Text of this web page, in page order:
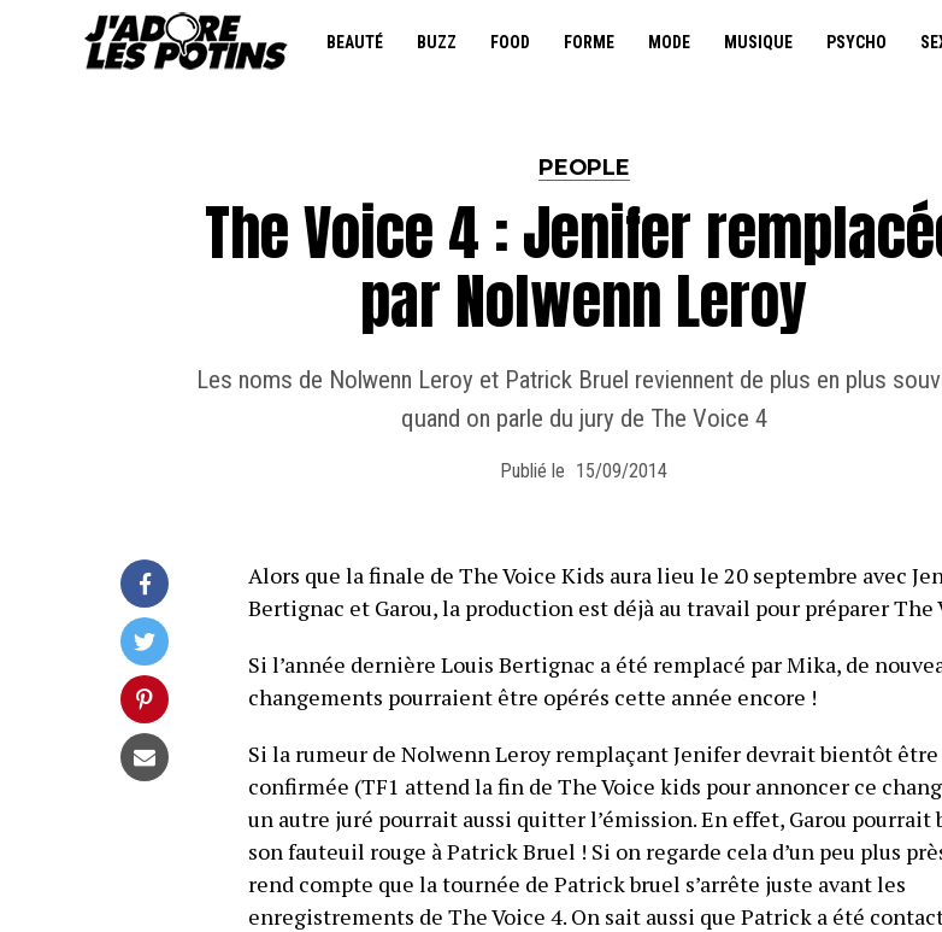
BEAUTÉ BUZZ FOOD FORME MODE MUSIQUE PSYCHO
PEOPLE
The Voice 4 : Jenifer
par Nolwenn Leroy
Les noms de Nolwenn Leroy et Patrick Bruel reviennent de plus en plus
quand on parle du jury de The Voice 4
Publié le 15/09/2014
Alors que la finale de The Voice Kids aura lieu le 20 septembre avec
Bertignac et Garou, la production est déjà au travail pour préparer The
Si l’année dernière Louis Bertignac a été remplacé par Mika, de
changements pourraient être opérés cette année encore !
Si la rumeur de Nolwenn Leroy remplaçant Jenifer devrait bientôt être
confirmée (TF1 attend la fin de The Voice kids pour annoncer ce
un autre juré pourrait aussi quitter l’émission. En effet, Garou pourrait
son fauteuil rouge à Patrick Bruel ! Si on regarde cela d’un peu plus
rend compte que la tournée de Patrick bruel s’arrête juste avant les
enregistrements de The Voice 4. On sait aussi que Patrick a été